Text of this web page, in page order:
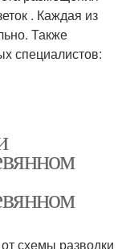
. Каждая из
Также
специалистов:
схемы разводки